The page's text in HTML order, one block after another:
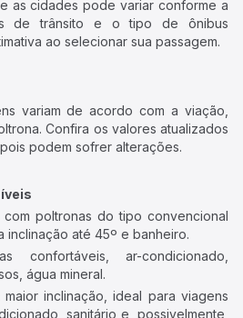
as cidades pode variar conforme a
de trânsito e o tipo de ônibus
ao selecionar sua passagem.
variam de acordo com a viação,
Confira os valores atualizados
podem sofrer alterações.
com poltronas do tipo convencional
inclinação até 45º e banheiro.
confortáveis, ar-condicionado,
água mineral.
maior inclinação, ideal para viagens
sanitário e, possivelmente,